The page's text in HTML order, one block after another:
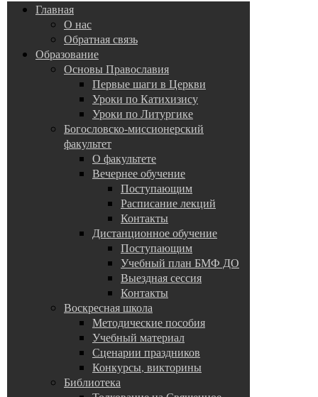
Главная
О нас
Обратная связь
Образование
Основы Православия
Первые шаги в Церкви
Уроки по Катихизису
Уроки по Литургике
Богословско-миссионерский
факультет
О факультете
Вечернее обучение
Поступающим
Расписание лекций
Контакты
Дистанционное обучение
Поступающим
Учебный план БМФ ДО
Выездная сессия
Контакты
Воскресная школа
Методические пособия
Учебный материал
Сценарии праздников
Конкурсы, викторины
Библиотека